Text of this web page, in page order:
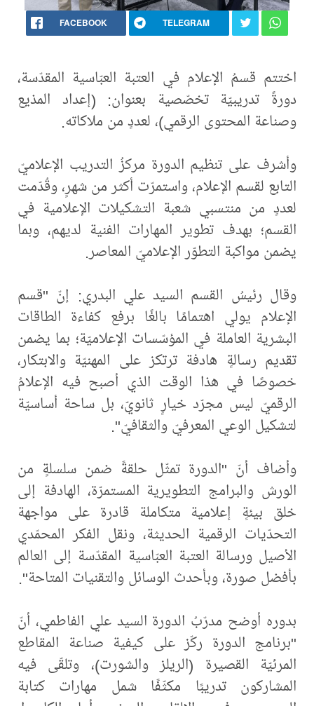
FACEBOOK TELEGRAM
اختتم قسمُ الإعلام في العتبة العبّاسية المقدّسة،
دورةً تدريبيّة تخصّصية بعنوان: (إعداد المذيع
وصناعة المحتوى الرقمي)، لعددٍ من ملاكاته.
وأشرف على تنظيم الدورة مركزُ التدريب الإعلاميّ
التابع لقسم الإعلام، واستمرّت أكثر من شهرٍ، وقُدّمت
لعددٍ من منتسبي شعبة التشكيلات الإعلامية في
القسم؛ بهدف تطوير المهارات الفنية لديهم، وبما
يضمن مواكبة التطوّر الإعلاميّ المعاصر.
وقال رئيسُ القسم السيد علي البدري: إنّ "قسم
الإعلام يولي اهتمامًا بالغًا برفع كفاءة الطاقات
البشرية العاملة في المؤسّسات الإعلاميّة؛ بما يضمن
تقديم رسالةٍ هادفة ترتكز على المهنيّة والابتكار،
خصوصًا في هذا الوقت الذي أصبح فيه الإعلامُ
الرقميّ ليس مجرّد خيارٍ ثانويّ، بل ساحة أساسيّة
لتشكيل الوعي المعرفيّ والثقافيّ".
وأضاف أنّ "الدورة تمثّل حلقةً ضمن سلسلةٍ من
الورش والبرامج التطويرية المستمرّة، الهادفة إلى
خلق بيئةٍ إعلامية متكاملة قادرة على مواجهة
التحدّيات الرقمية الحديثة، ونقل الفكر المحمّدي
الأصيل ورسالة العتبة العبّاسية المقدّسة إلى العالم
بأفضل صورة، وبأحدث الوسائل والتقنيات المتاحة".
بدوره أوضح مدرّبُ الدورة السيد علي الفاطمي، أنّ
"برنامج الدورة ركّز على كيفية صناعة المقاطع
المرئيّة القصيرة (الريلز والشورت)، وتلقّى فيه
المشاركون تدريبًا مكثّفًا شمل مهارات كتابة